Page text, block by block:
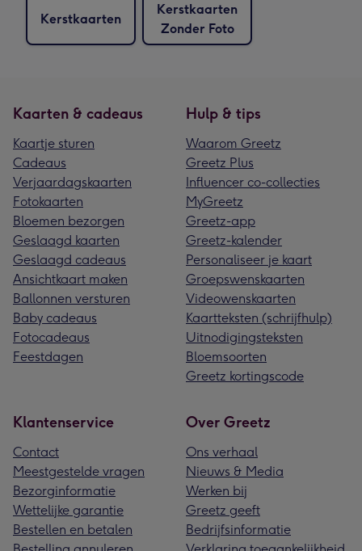
Kerstkaarten
Kerstkaarten
Zonder Foto
Kaarten & cadeaus
Kaartje sturen
Cadeaus
Verjaardagskaarten
Fotokaarten
Bloemen bezorgen
Geslaagd kaarten
Geslaagd cadeaus
Ansichtkaart maken
Ballonnen versturen
Baby cadeaus
Fotocadeaus
Feestdagen
Hulp & tips
Waarom Greetz
Greetz Plus
Influencer co-collecties
MyGreetz
Greetz-app
Greetz-kalender
Personaliseer je kaart
Groepswenskaarten
Videowenskaarten
Kaartteksten (schrijfhulp)
Uitnodigingsteksten
Bloemsoorten
Greetz kortingscode
Klantenservice
Contact
Meestgestelde vragen
Bezorginformatie
Wettelijke garantie
Bestellen en betalen
Over Greetz
Ons verhaal
Nieuws & Media
Werken bij
Greetz geeft
Bedrijfsinformatie